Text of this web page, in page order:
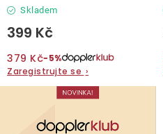
Skladem
399 Kč
379 Kč−5%
Zaregistrujte se ›